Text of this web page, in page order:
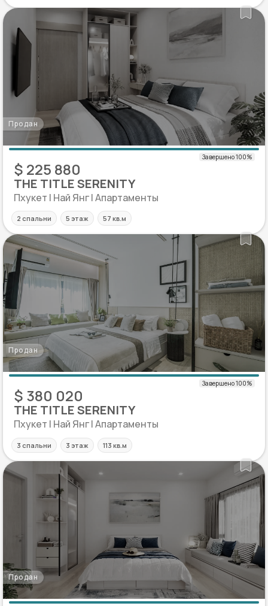
Продан
$ 225 880
THE TITLE SERENITY
Пхукет | Най Янг | Апартаменты
2 спальни 5 этаж 57 кв.м
Продан
$ 380 020
THE TITLE SERENITY
Пхукет | Най Янг | Апартаменты
3 спальни 3 этаж 113 кв.м
Продан